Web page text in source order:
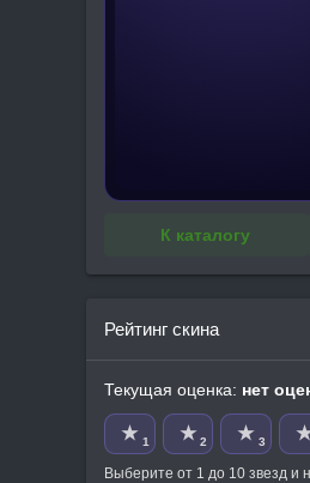
К каталогу
Рейтинг скина
Текущая оценка: нет
★ 1 ★ 2 ★ 3
Выберите от 1 до 10 звезд и